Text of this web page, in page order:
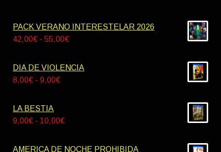
PACK VERANO INTERESTELAR 2026
42,00€ - 55,00€Rango
precios:
DIA DE VIOLENCIA
8,00€ - 9,00€Rango
desde
LA BESTIA
9,00€ - 10,00€Rango
precios:
AMERICA DE NOCHE PROHIBIDA